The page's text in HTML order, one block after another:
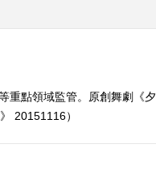
點領域監管。原創舞劇《
20151116）